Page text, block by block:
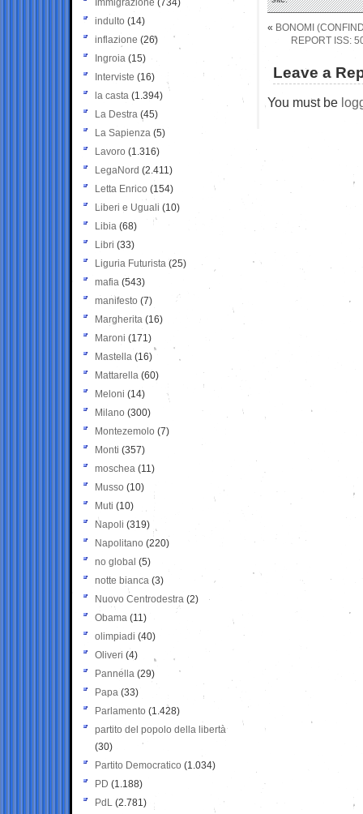
« BONOMI
REPORT ISS:
Leave a
You must be
Immigrazione (734)
indulto (14)
inflazione (26)
Ingroia (15)
Interviste (16)
la casta (1.394)
La Destra (45)
La Sapienza (5)
Lavoro (1.316)
LegaNord (2.411)
Letta Enrico (154)
Liberi e Uguali (10)
Libia (68)
Libri (33)
Liguria Futurista (25)
mafia (543)
manifesto (7)
Margherita (16)
Maroni (171)
Mastella (16)
Mattarella (60)
Meloni (14)
Milano (300)
Montezemolo (7)
Monti (357)
moschea (11)
Musso (10)
Muti (10)
Napoli (319)
Napolitano (220)
no global (5)
notte bianca (3)
Nuovo Centrodestra (2)
Obama (11)
olimpiadi (40)
Oliveri (4)
Pannella (29)
Papa (33)
Parlamento (1.428)
partito del popolo della libertà
(30)
Partito Democratico (1.034)
PD (1.188)
PdL (2.781)